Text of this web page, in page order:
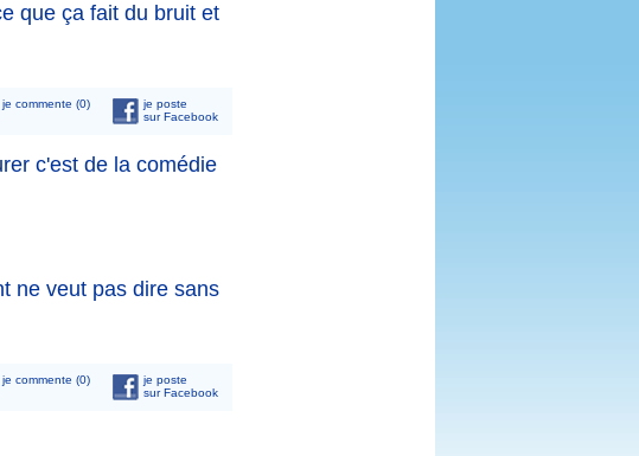
que ça fait du bruit et
je commente (0)
je poste
sur Facebook
c'est de la comédie
ne veut pas dire sans
je commente (0)
je poste
sur Facebook